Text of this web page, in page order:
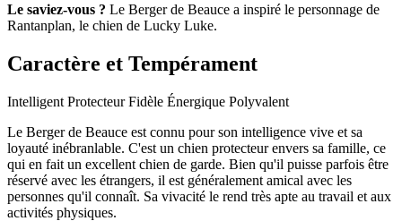
Le saviez-vous ? Le Berger de Beauce a inspiré le personnage de
Rantanplan, le chien de Lucky Luke.
Caractère et Tempérament
Intelligent ProtecteurFidèle Énergique Polyvalent
Le Berger de Beauce est connu pour son intelligence vive et sa
loyauté inébranlable. C'est un chien protecteur envers sa famille, ce
qui en fait un excellent chien de garde. Bien qu'il puisse parfois être
réservé avec les étrangers, il est généralement amical avec les
personnes qu'il connaît. Sa vivacité le rend très apte au travail et aux
activités physiques.